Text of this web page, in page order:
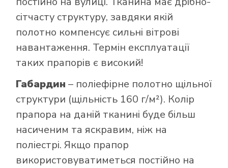
сітчасту структуру, завдяки якій
полотно компенсує сильні вітрові
навантаження. Термін експлуатації
таких прапорів є високий!
Габардин – поліефірне полотно щільної
структури (щільність 160 г/м²). Колір
прапора на даній тканині буде більш
насиченим та яскравим, ніж на
поліестрі. Якщо прапор
використовуватиметься постійно на